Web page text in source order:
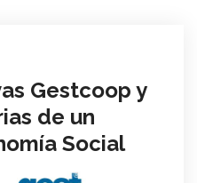
Gestcoop y
de un
Social